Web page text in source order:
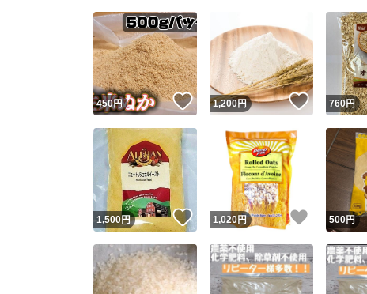
450円 いいね！
1,200円 いいね！
760円
1,500円 いいね！
1,020円 いいね！
500円